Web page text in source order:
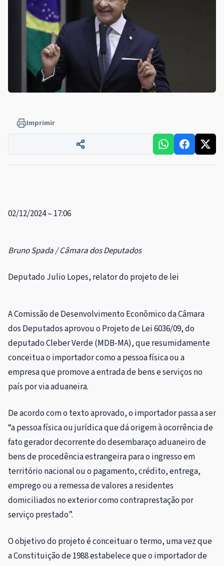
Imprimir
02/12/2024 – 17:06
Bruno Spada / Câmara dos Deputados
Deputado Julio Lopes, relator do projeto de lei
A Comissão de Desenvolvimento Econômico da Câmara
dos Deputados aprovou o Projeto de Lei 6036/09, do
deputado Cleber Verde (MDB-MA), que resumidamente
conceitua o importador como a pessoa física ou a
empresa que promove a entrada de bens e serviços no
país por via aduaneira.
De acordo com o texto aprovado, o importador passa a ser
“a pessoa física ou jurídica que dá origem à ocorrência de
fato gerador decorrente do desembaraço aduaneiro de
bens de procedência estrangeira para o ingresso em
território nacional ou o pagamento, crédito, entrega,
emprego ou a remessa de valores a residentes
domiciliados no exterior como contraprestação por
serviço prestado”.
O objetivo do projeto é conceituar o termo, uma vez que
a Constituição de 1988 estabelece que o importador de